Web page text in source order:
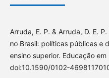
Arruda, E. P. & Arruda, D. E.
no Brasil: políticas públicas e
ensino superior. Educação
doi:10.1590/0102-